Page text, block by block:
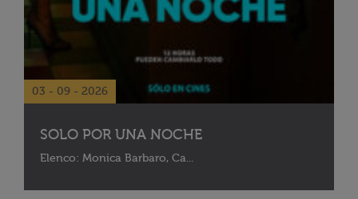
03 - 09 - 2026
SOLO POR UNA NOCHE
Elenco: Monica Barbaro, Ca...